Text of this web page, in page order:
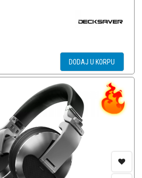
DODAJ U KORPU